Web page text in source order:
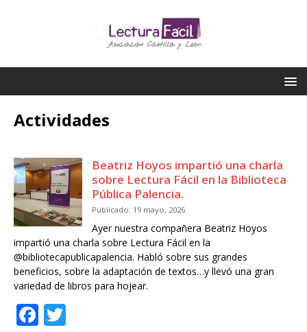
Actividades
Beatriz Hoyos impartió una charla
sobre Lectura Fácil en la Biblioteca
Pública Palencia.
Publicado: 19 mayo, 2026
Ayer nuestra compañera Beatriz Hoyos
impartió una charla sobre Lectura Fácil en la
@bibliotecapublicapalencia. Habló sobre sus grandes
beneficios, sobre la adaptación de textos…y llevó una gran
variedad de libros para hojear.
F